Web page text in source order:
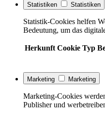
Statistiken Statistiken
Statistik-Cookies helfen
Bedeutung, um das
Herkunft Cookie Typ
Marketing Marketing
Marketing-Cookies
Publisher und